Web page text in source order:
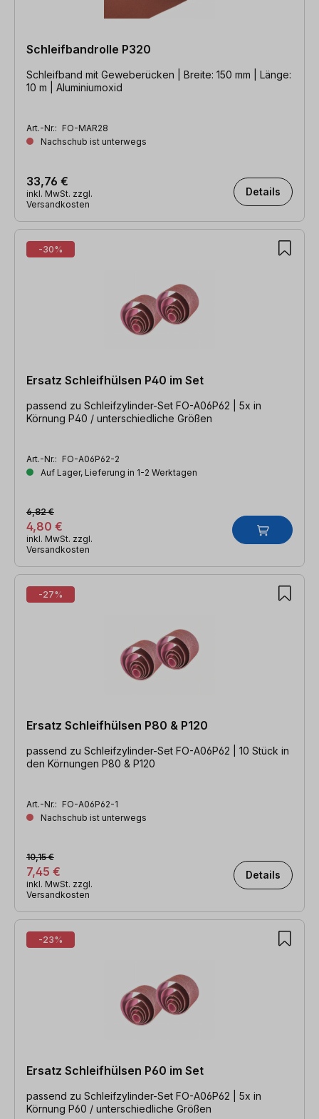
Schleifbandrolle P320
Schleifband mit Geweberücken | Breite: 150 mm | Länge:
10 m | Aluminiumoxid
Art.-Nr.: FO-MAR28
Nachschub ist unterwegs
33,76 €
inkl. MwSt. zzgl.
Versandkosten
Details
-30%
Ersatz Schleifhülsen P40 im Set
passend zu Schleifzylinder-Set FO-A06P62 | 5x in
Körnung P40 / unterschiedliche Größen
Art.-Nr.: FO-A06P62-2
Auf Lager, Lieferung in 1-2 Werktagen
4,80 €
6,82 €
inkl. MwSt. zzgl.
Versandkosten
-27%
Ersatz Schleifhülsen P80 & P120
passend zu Schleifzylinder-Set FO-A06P62 | 10 Stück in
den Körnungen P80 & P120
Art.-Nr.: FO-A06P62-1
Nachschub ist unterwegs
7,45 €
10,15 €
inkl. MwSt. zzgl.
Versandkosten
Details
-23%
Ersatz Schleifhülsen P60 im Set
passend zu Schleifzylinder-Set FO-A06P62 | 5x in
Körnung P60 / unterschiedliche Größen